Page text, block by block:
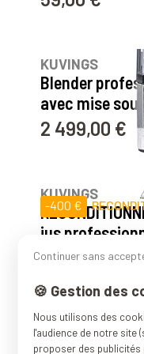
KUVINGS
Blender
avec mise
Prix
2 499,00 €
-400 €
KUVINGS
jus
Prix
899,00 € Prix
1
KUVINGS
Blender sous
Continuer sans
🍪 Gestion des
Nous utilisons des
l'audience de notre site
proposer des